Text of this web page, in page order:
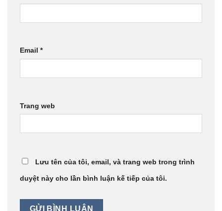
Email *
Trang web
Lưu tên của tôi, email, và trang web trong trình
duyệt này cho lần bình luận kế tiếp của tôi.